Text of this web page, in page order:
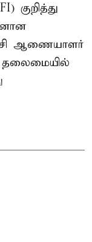
குறித்து
ஆணையாளர்
தலைமையில்